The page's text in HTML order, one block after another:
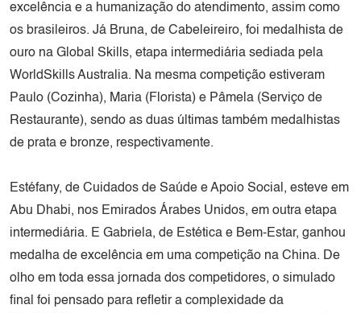
excelência e a humanização do atendimento, assim como
os brasileiros. Já Bruna, de Cabeleireiro, foi medalhista de
ouro na Global Skills, etapa intermediária sediada pela
WorldSkills Australia. Na mesma competição estiveram
Paulo (Cozinha), Maria (Florista) e Pâmela (Serviço de
Restaurante), sendo as duas últimas também medalhistas
de prata e bronze, respectivamente.
Estéfany, de Cuidados de Saúde e Apoio Social, esteve em
Abu Dhabi, nos Emirados Árabes Unidos, em outra etapa
intermediária. E Gabriela, de Estética e Bem-Estar, ganhou
medalha de excelência em uma competição na China. De
olho em toda essa jornada dos competidores, o simulado
final foi pensado para refletir a complexidade da